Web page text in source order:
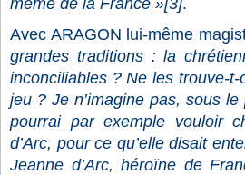
même de la France »[3].
Avec ARAGON lui-même
grandes traditions : la
inconciliables ? Ne les trouve-t-
jeu ? Je n’imagine pas, sous
pourrai par exemple vouloir
d’Arc, pour ce qu’elle disait
Jeanne d’Arc, héroïne de